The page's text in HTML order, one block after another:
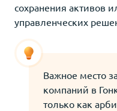
сохранения активов
управленческих
Важное место
компаний в
только как